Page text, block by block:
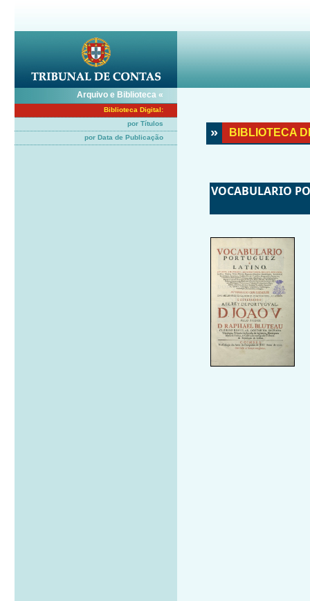
Arquivo e Biblioteca «
Biblioteca Digital:
por Títulos
por Data de Publicação
» BIBLIOTECA
VOCABULARIO